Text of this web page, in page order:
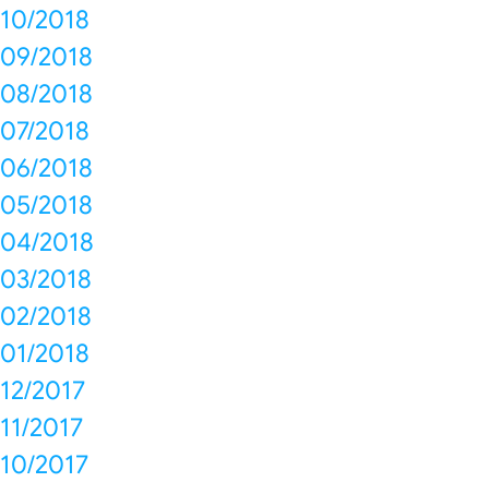
10/2018
09/2018
08/2018
07/2018
06/2018
05/2018
04/2018
03/2018
02/2018
01/2018
12/2017
11/2017
10/2017